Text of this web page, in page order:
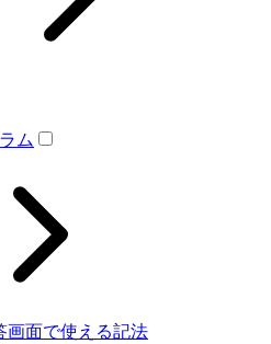
ム
画面で使える記法